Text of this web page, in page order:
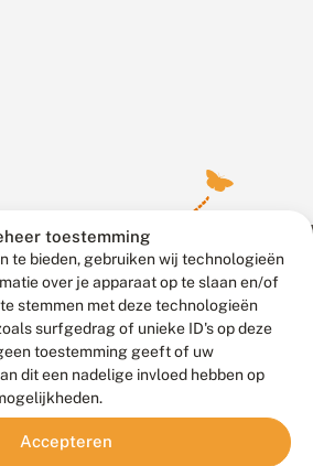
toestemming
te bieden, gebruiken wij technologieën
over je apparaat op te slaan en/of
stemmen met deze technologieën
surfgedrag of unieke ID's op deze
toestemming geeft of uw
dit een nadelige invloed hebben op
Accepteren
2026 Vlinderstichting
door
Go2People
, ontworpen door
Blue Field Agency
Privacy
Disclaimer
Sitemap